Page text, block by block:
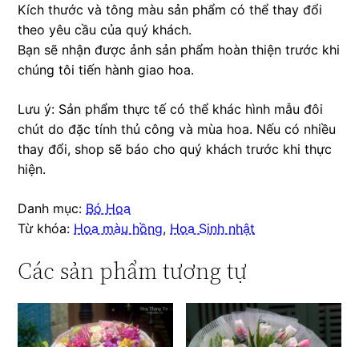
Kích thước và tông màu sản phẩm có thể thay đổi
theo yêu cầu của quý khách.
Bạn sẽ nhận được ảnh sản phẩm hoàn thiện trước khi
chúng tôi tiến hành giao hoa.
Lưu ý: Sản phẩm thực tế có thể khác hình mẫu đôi
chút do đặc tính thủ công và mùa hoa. Nếu có nhiều
thay đổi, shop sẽ báo cho quý khách trước khi thực
hiện.
Danh mục: Bó Hoa
Từ khóa: Hoa màu hồng, Hoa Sinh nhật
Các sản phẩm tương tự